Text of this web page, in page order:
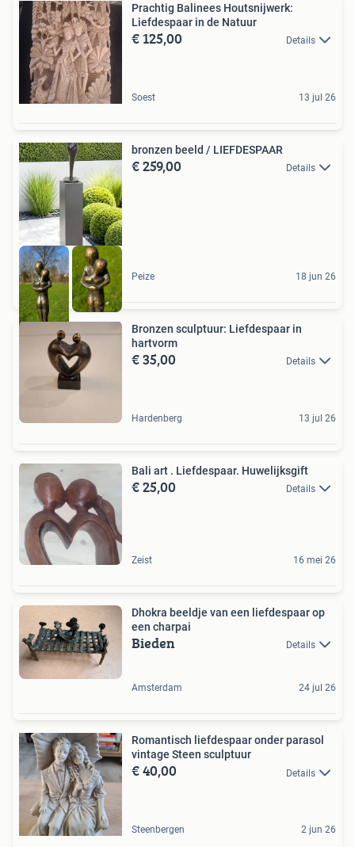
Prachtig Balinees Houtsnijwerk:
Liefdespaar in de Natuur
€ 125,00 Details
Soest 13 jul 26
bronzen beeld / LIEFDESPAAR
€ 259,00 Details
Peize 18 jun 26
Bronzen sculptuur: Liefdespaar in
hartvorm
€ 35,00 Details
Hardenberg 13 jul 26
Bali art . Liefdespaar. Huwelijksgift
€ 25,00 Details
Zeist 16 mei 26
Dhokra beeldje van een liefdespaar op
een charpai
Bieden Details
Amsterdam 24 jul 26
Romantisch liefdespaar onder parasol
vintage Steen sculptuur
€ 40,00 Details
Steenbergen 2 jun 26